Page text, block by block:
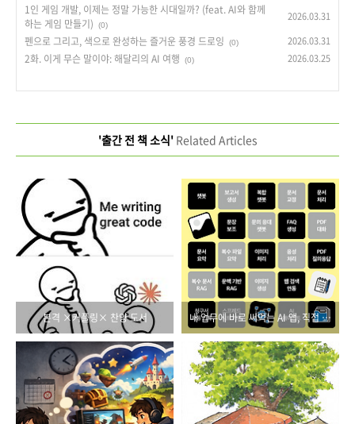
1인 게임 개발, 이제는 정말 가능한 시대일까? (feat. AI와 함께
하는 게임 만들기)
(0)
2026.03.31
펜으로 그리고, 색으로 완성하는 즐거운 풍경 드로잉 (0) 2026.03.31
2화. 이게 무슨 말이야: 해달리의 AI 여행 (0) 2026.03.25
'출간 전 책 소식'Related Articles
본격 ×커플링× 찬양 도서 내 업무에 바로 써먹는 AI 앱, 직접 만들어봤습니다